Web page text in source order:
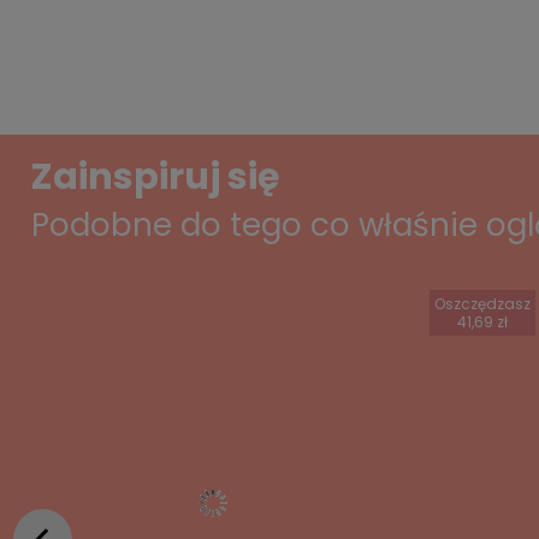
Zainspiruj się
Podobne do tego co właśnie
Oszczędzasz
41,69 zł